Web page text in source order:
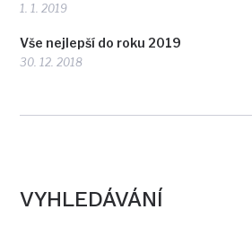
1. 1. 2019
Vše nejlepší do roku 2019
30. 12. 2018
VYHLEDÁVÁNÍ